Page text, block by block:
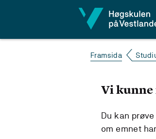
Framsida
Vi kunne
Du kan prøve
om emnet